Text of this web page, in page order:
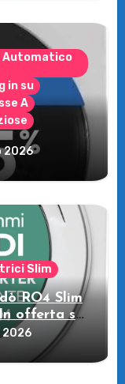
Automatico
in su
A
Candy
a
2026
Slim
RO4 Slim
offerta su
2026